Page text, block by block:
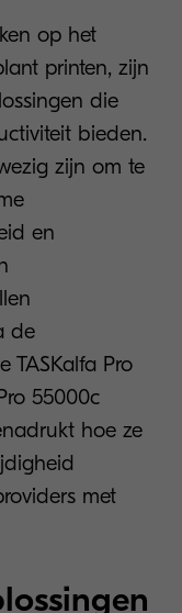
op het
printen, zijn
die
bieden.
zijn om te
en
de
TASKalfa Pro
55000c
hoe ze
met